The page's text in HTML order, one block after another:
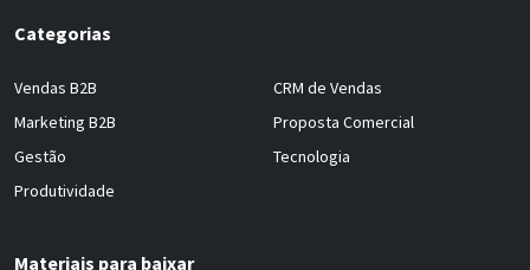
Categorias
Vendas B2B
Marketing B2B
Gestão
Produtividade
CRM de Vendas
Proposta Comercial
Tecnologia
Materiais para baixar